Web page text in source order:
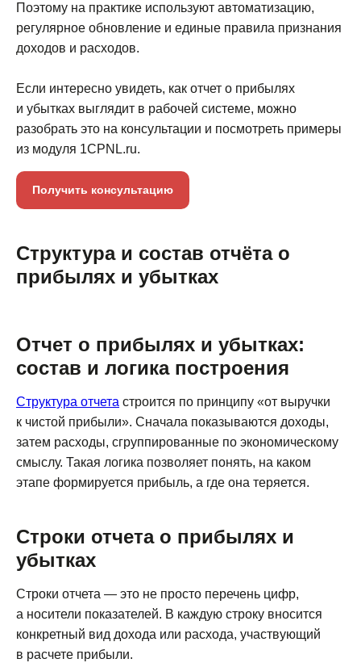
Поэтому на практике используют автоматизацию,
регулярное обновление и единые правила признания
доходов и расходов.
Если интересно увидеть, как отчет о прибылях
и убытках выглядит в рабочей системе, можно
разобрать это на консультации и посмотреть примеры
из модуля 1CPNL.ru.
Получить консультацию
Структура и состав отчёта о
прибылях и убытках
Отчет о прибылях и убытках:
состав и логика построения
Структура отчета строится по принципу «от выручки
к чистой прибыли». Сначала показываются доходы,
затем расходы, сгруппированные по экономическому
смыслу. Такая логика позволяет понять, на каком
этапе формируется прибыль, а где она теряется.
Строки отчета о прибылях и
убытках
Строки отчета — это не просто перечень цифр,
а носители показателей. В каждую строку вносится
конкретный вид дохода или расхода, участвующий
в расчете прибыли.